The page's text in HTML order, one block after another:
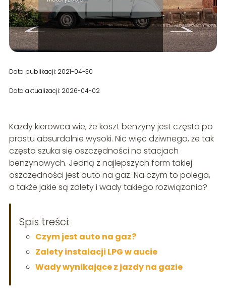
Data publikacji: 2021-04-30
Data aktualizacji: 2026-04-02
Każdy kierowca wie, że koszt benzyny jest często po
prostu absurdalnie wysoki. Nic więc dziwnego, że tak
często szuka się oszczędności na stacjach
benzynowych. Jedną z najlepszych form takiej
oszczędności jest auto na gaz. Na czym to polega,
a także jakie są zalety i wady takiego rozwiązania?
Spis treści:
Czym jest auto na gaz?
Zalety instalacji LPG w aucie
Wady wynikające z jazdy na gazie